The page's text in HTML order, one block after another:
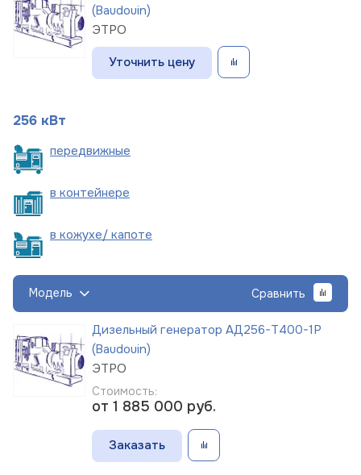
(Baudouin)
ЭТРО
Уточнить цену
256 кВт
передвижные
в контейнере
в кожухе/ капоте
Модель Сравнить
Дизельный генератор АД256-Т400-1Р
(Baudouin)
ЭТРО
Стоимость:
от 1 885 000 руб.
Заказать